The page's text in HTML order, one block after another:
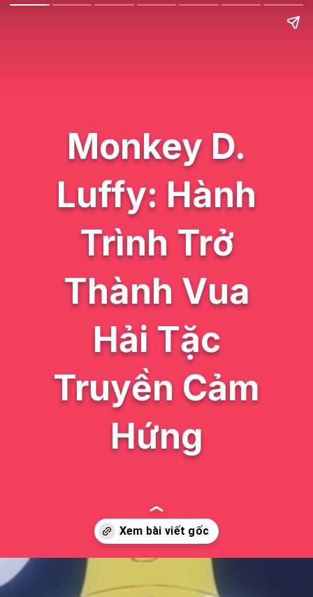
Monkey D.
Luffy: Hành
Trình Trở
Thành Vua
Hải Tặc
Truyền Cảm
Hứng
https://issiloo.edu.vn/nhan-vat-luffy